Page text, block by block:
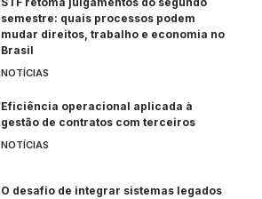
semestre: quais processos podem
mudar direitos, trabalho e economia no
Brasil
NOTÍCIAS
Eficiência operacional aplicada à
gestão de contratos com terceiros
NOTÍCIAS
O desafio de integrar sistemas legados